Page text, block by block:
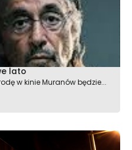
lato
w kinie Muranów będzie...